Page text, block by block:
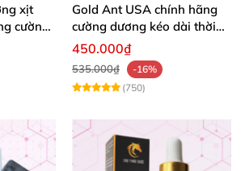
xịt
cường
Gold Ant USA chính hãng
cường dương kéo dài thời
gian - Kiến Vàng Đen Tây
450.000₫
535.000₫
-16%
(750)